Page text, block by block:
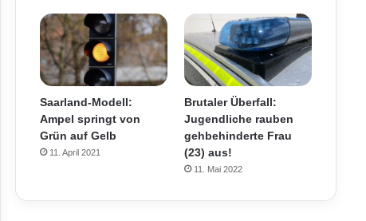
Saarland-Modell:
Ampel springt von
Grün auf Gelb
11. April 2021
Brutaler Überfall:
Jugendliche rauben
gehbehinderte Frau
(23) aus!
11. Mai 2022